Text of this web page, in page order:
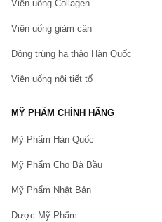
Viên uống Collagen
Viên uống giảm cân
Đông trùng hạ thảo Hàn Quốc
Viên uống nội tiết tố
MỸ PHẨM CHÍNH HÃNG
Mỹ Phẩm Hàn Quốc
Mỹ Phẩm Cho Bà Bầu
Mỹ Phẩm Nhật Bản
Dược Mỹ Phẩm